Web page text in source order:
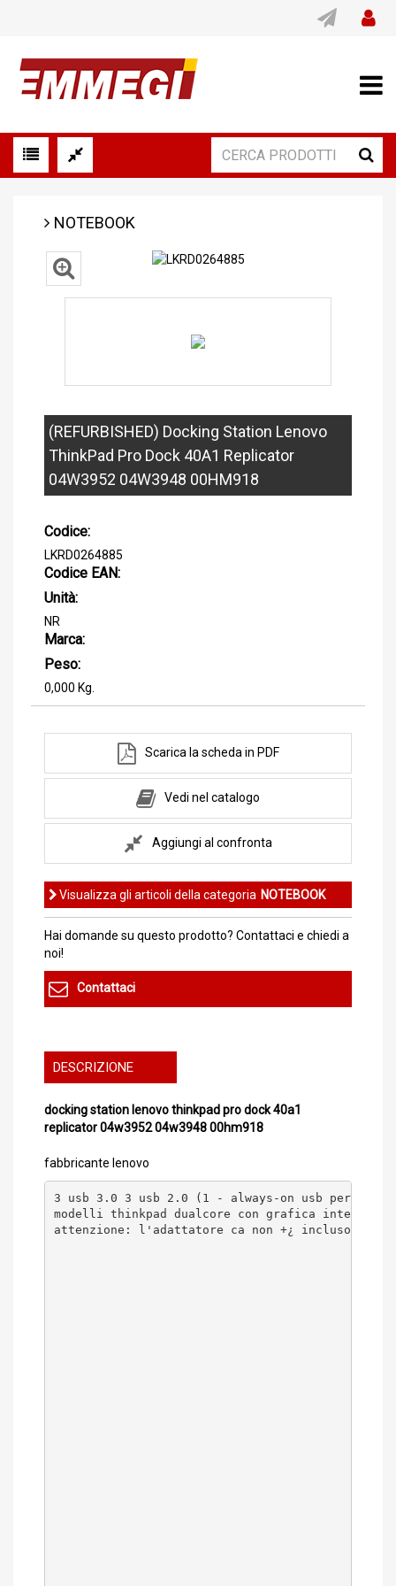
NOTEBOOK
(REFURBISHED) Docking Station Lenovo
ThinkPad Pro Dock 40A1 Replicator
04W3952 04W3948 00HM918
Codice:
LKRD0264885
Codice EAN:
Unità:
NR
Marca:
Peso:
0,000 Kg.
Scarica la scheda in PDF
Vedi nel catalogo
Aggiungi al confronta
Visualizza gli articoli della categoria NOTEBOOK
Hai domande su questo prodotto? Contattaci e chiedi a
noi!
Contattaci
DESCRIZIONE
docking station lenovo thinkpad pro dock 40a1
replicator 04w3952 04w3948 00hm918
fabbricante lenovo
3 usb 3.0 3 usb 2.0 (1 - always-on usb per
modelli thinkpad dualcore con grafica
attenzione: l'adattatore ca non +¿ incluso